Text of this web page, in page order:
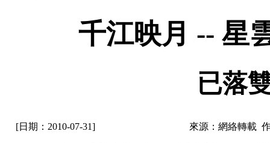
千江映月 -- 星
已落
[日期：2010-07-31] 來源：網絡轉載